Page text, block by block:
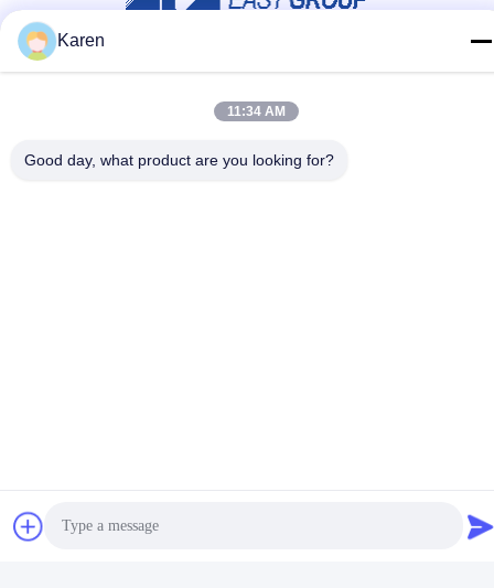
Chiny dobre. Jakość Klej topliwy PUR Sprzedawca. 2022-2026
Karen
11:34 AM
Good day, what product are you looking for?